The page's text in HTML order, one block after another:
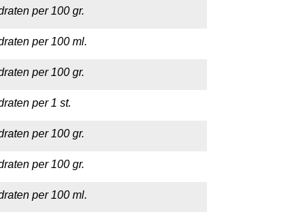
per 100 gr.
per 100 ml.
per 100 gr.
per 1 st.
per 100 gr.
per 100 gr.
per 100 ml.